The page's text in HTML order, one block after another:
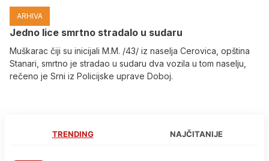
ARHIVA
Јedno lice smrtno stradalo u sudaru
Muškarac čiji su inicijali M.M. /43/ iz naselja Cerovica, opština
Stanari, smrtno je stradao u sudaru dva vozila u tom naselju,
rečeno je Srni iz Policijske uprave Doboj.
TRENDING NAJČITANIJE